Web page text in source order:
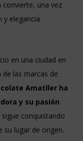
convierte, una vez
y elegancia
en una ciudad en
las marcas de
Amatller ha
y su pasión
conquistando
su lugar de origen.